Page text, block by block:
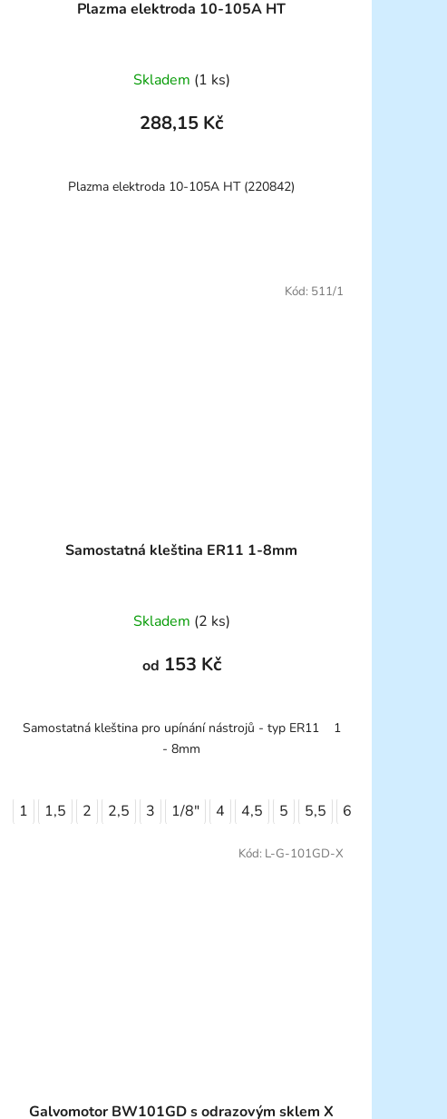
Plazma elektroda 10-105A HT
Skladem (1 ks)
288,15 Kč
Plazma elektroda 10-105A HT (220842)
Samostatná kleština ER11 1-8mm
Skladem (2 ks)
od 153 Kč
Samostatná kleština pro upínání nástrojů - typ ER11 1
- 8mm
1 1,5 2 2,5 3 1/8" 4 4,5 5 5,5 6
Kód: 511/1
Galvomotor BW101GD s odrazovým sklem X
Kód: L-G-101GD-X